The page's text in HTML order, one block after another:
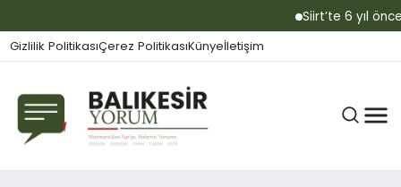
Siirt’te 6 yıl önce
Gizlilik PolitikasıÇerez PolitikasıKünyeİletişim